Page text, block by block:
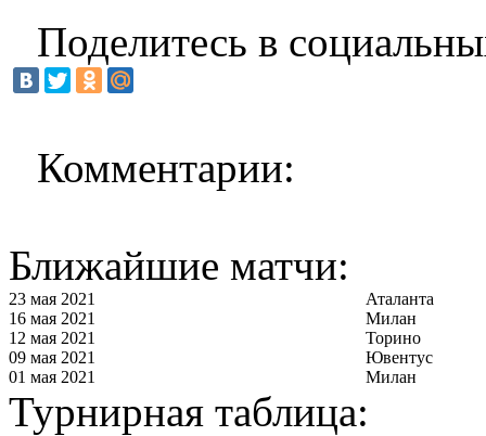
Поделитесь в
Комментарии:
Ближайшие матчи:
23 мая 2021
Аталанта
16 мая 2021
Милан
12 мая 2021
Торино
09 мая 2021
Ювентус
01 мая 2021
Милан
Турнирная таблица: